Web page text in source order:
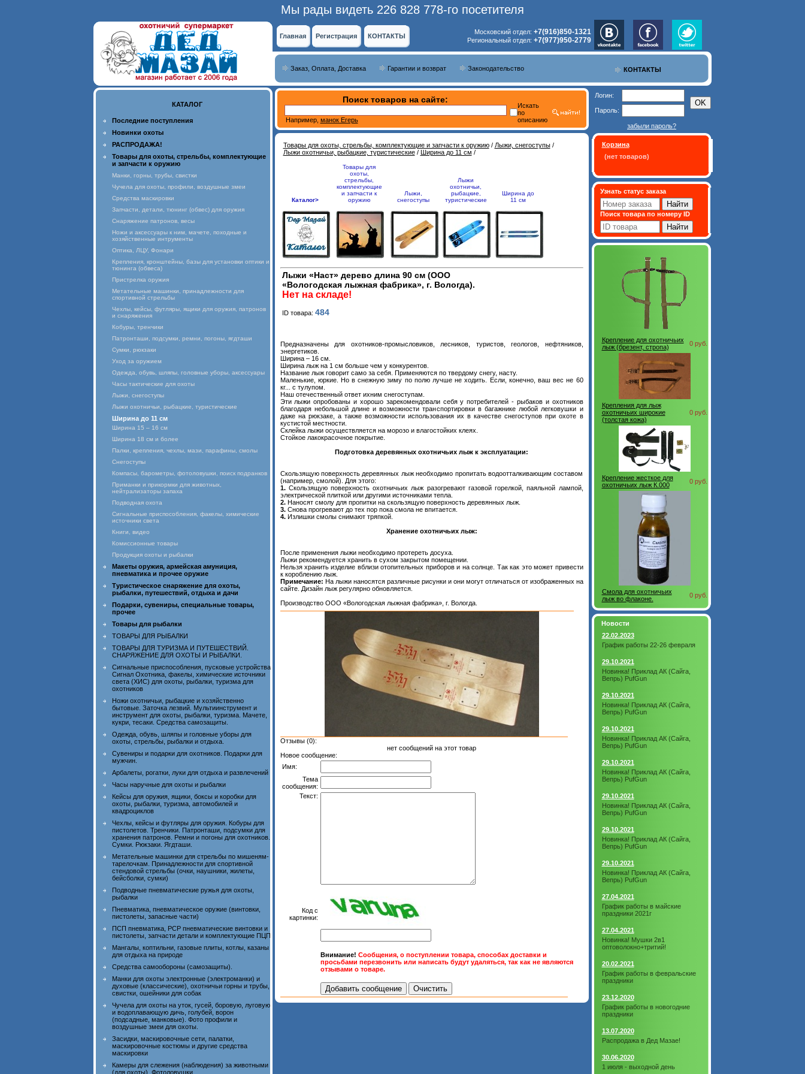
Мы рады видеть 226 828 778-го посетителя
Главная Регистрация КОНТАКТЫ
Московский отдел: +7(916)850-1321
Региональный отдел: +7(977)950-2779
КОНТАКТЫ
Заказ, Оплата, Доставка Гарантии и возврат Законодательство
КАТАЛОГ
Последние поступления
Новинки охоты
РАСПРОДАЖА!
Товары для охоты, стрельбы, комплектующие
и запчасти к оружию
Манки, горны, трубы, свистки
Чучела для охоты, профили, воздушные змеи
Средства маскировки
Запчасти, детали, тюнинг (обвес) для оружия
Снаряжение патронов, весы
Ножи и аксессуары к ним, мачете, походные и
хозяйственные интрументы
Оптика, ЛЦУ, Фонари
Крепления, кронштейны, базы для установки оптики и
тюнинга (обвеса)
Пристрелка оружия
Метательные машинки, принадлежности для
спортивной стрельбы
Чехлы, кейсы, футляры, ящики для оружия, патронов
и снаряжения
Кобуры, тренчики
Патронташи, подсумки, ремни, погоны, ягдташи
Сумки, рюкзаки
Уход за оружием
Одежда, обувь, шляпы, головные уборы, аксессуары
Часы тактические для охоты
Лыжи, снегоступы
Лыжи охотничьи, рыбацкие, туристические
Ширина до 11 см
Ширина 15 – 16 см
Ширина 18 см и более
Палки, крепления, чехлы, мази, парафины, смолы
Снегоступы
Компасы, барометры, фотоловушки, поиск подранков
Приманки и прикормки для животных,
нейтрализаторы запаха
Подводная охота
Сигнальные приспособления, факелы, химические
источники света
Книги, видео
Комиссионные товары
Продукция охоты и рыбалки
Макеты оружия, армейская амуниция,
пневматика и прочее оружие
Туристическое снаряжение для охоты,
рыбалки, путешествий, отдыха и дачи
Подарки, сувениры, специальные товары,
прочее
Товары для рыбалки
ТОВАРЫ ДЛЯ РЫБАЛКИ
ТОВАРЫ ДЛЯ ТУРИЗМА И ПУТЕШЕСТВИЙ.
СНАРЯЖЕНИЕ ДЛЯ ОХОТЫ И РЫБАЛКИ.
Сигнальные приспособления, пусковые устройства
Сигнал Охотника, факелы, химические источники
света (ХИС) для охоты, рыбалки, туризма для
охотников
Ножи охотничьи, рыбацкие и хозяйственно
бытовые. Заточка лезвий. Мультиинструмент и
инструмент для охоты, рыбалки, туризма. Мачете,
кукри, тесаки. Средства самозащиты.
Одежда, обувь, шляпы и головные уборы для
охоты, стрельбы, рыбалки и отдыха.
Сувениры и подарки для охотников. Подарки для
мужчин.
Арбалеты, рогатки, луки для отдыха и развлечений
Часы наручные для охоты и рыбалки
Кейсы для оружия, ящики, боксы и коробки для
охоты, рыбалки, туризма, автомобилей и
квадроциклов
Чехлы, кейсы и футляры для оружия. Кобуры для
пистолетов. Тренчики. Патронташи, подсумки для
хранения патронов. Ремни и погоны для охотников.
Сумки. Рюкзаки. Ягдташи.
Метательные машинки для стрельбы по мишеням-
тарелочкам. Принадлежности для спортивной
стендовой стрельбы (очки, наушники, жилеты,
бейсболки, сумки)
Подводные пневматические ружья для охоты,
рыбалки
Пневматика, пневматическое оружие (винтовки,
пистолеты, запасные части)
ПСП пневматика, PCP пневматические винтовки и
пистолеты, запчасти детали и комплектующие ПЦП
Мангалы, коптильни, газовые плиты, котлы, казаны
для отдыха на природе
Средства самообороны (самозащиты).
Манки для охоты электронные (электроманки) и
духовые (классические), охотничьи горны и трубы,
свистки, ошейники для собак
Чучела для охоты на уток, гусей, боровую, луговую
и водоплавающую дичь, голубей, ворон
(подсадные, манковые). Фото профили и
воздушные змеи для охоты.
Засидки, маскировочные сети, палатки,
маскировочные костюмы и другие средства
маскировки
Камеры для слежения (наблюдения) за животными
(для охоты). Фотоловушки.
Поиск товаров на сайте:
Например, манок Егерь
Искать
по
описанию
Товары для охоты, стрельбы, комплектующие и запчасти к оружию/ Лыжи, снегоступы/
Лыжи охотничьи, рыбацкие, туристические/ Ширина до 11 см /
Каталог>
Товары для
охоты,
стрельбы,
комплектующие
и запчасти к
оружию
Лыжи,
снегоступы
Лыжи
охотничьи,
рыбацкие,
туристические
Ширина до
11 см
Лыжи «Наст» дерево длина 90 см (ООО
«Вологодская лыжная фабрика», г. Вологда).
Нет на складе!
ID товара: 484
Предназначены для охотников-промысловиков, лесников, туристов, геологов, нефтяников,
энергетиков.
Ширина – 16 см.
Ширина лыж на 1 см больше чем у конкурентов.
Название лыж говорит само за себя. Применяются по твердому снегу, насту.
Маленькие, юркие. Но в снежную зиму по полю лучше не ходить. Если, конечно, ваш вес не 60
кг... с тулупом.
Наш отечественный ответ ихним снегоступам.
Эти лыжи опробованы и хорошо зарекомендовали себя у потребителей - рыбаков и охотников
благодаря небольшой длине и возможности транспортировки в багажнике любой легковушки и
даже на рюкзаке, а также возможности использования их в качестве снегоступов при охоте в
кустистой местности.
Склейка лыжи осуществляется на морозо и влагостойких клеях.
Стойкое лакокрасочное покрытие.
Подготовка деревянных охотничьих лыж к эксплуатации:
Скользящую поверхность деревянных лыж необходимо пропитать водоотталкивающим составом
(например, смолой). Для этого:
1.Скользящую поверхность охотничьих лыж разогревают газовой горелкой, паяльной лампой,
электрической плиткой или другими источниками тепла.
2.Наносят смолу для пропитки на скользящую поверхность деревянных лыж.
3.Снова прогревают до тех пор пока смола не впитается.
4.Излишки смолы снимают тряпкой.
Хранение охотничьих лыж:
После применения лыжи необходимо протереть досуха.
Лыжи рекомендуется хранить в сухом закрытом помещении.
Нельзя хранить изделие вблизи отопительных приборов и на солнце. Так как это может привести
к короблению лыж.
Примечание: На лыжи наносятся различные рисунки и они могут отличаться от изображенных на
сайте. Дизайн лыж регулярно обновляется.
Производство ООО «Вологодская лыжная фабрика», г. Вологда.
Отзывы (0):
нет сообщений на этот товар
Новое сообщение:
Имя:
Тема
сообщения:
Текст:
Код с
картинки:
Внимание! Сообщения, о поступлении товара, способах доставки и
просьбами перезвонить или написать будут удаляться, так как не являются
отзывами о товаре.
Логин:
Пароль:
забыли пароль?
Корзина
(нет товаров)
Узнать статус заказа
Поиск товара по номеру ID
Крепление для охотничьих
лыж (брезент, стропа)
0 руб.
Крепления для лыж
охотничьих широкие
(толстая кожа)
0 руб.
Крепление жесткое для
охотничьих лыж К.000
0 руб.
Смола для охотничьих
лыж во флаконе.
0 руб.
Новости
22.02.2023
График работы 22-26 февраля
29.10.2021
Новинка! Приклад АК (Сайга,
Вепрь) PufGun
29.10.2021
Новинка! Приклад АК (Сайга,
Вепрь) PufGun
29.10.2021
Новинка! Приклад АК (Сайга,
Вепрь) PufGun
29.10.2021
Новинка! Приклад АК (Сайга,
Вепрь) PufGun
29.10.2021
Новинка! Приклад АК (Сайга,
Вепрь) PufGun
29.10.2021
Новинка! Приклад АК (Сайга,
Вепрь) PufGun
29.10.2021
Новинка! Приклад АК (Сайга,
Вепрь) PufGun
27.04.2021
График работы в майские
праздники 2021г
27.04.2021
Новинка! Мушки 2в1
оптоволокно+тритий!
20.02.2021
График работы в февральские
праздники
23.12.2020
График работы в новогодние
праздники
13.07.2020
Распродажа в Дед Мазае!
30.06.2020
1 июля - выходной день